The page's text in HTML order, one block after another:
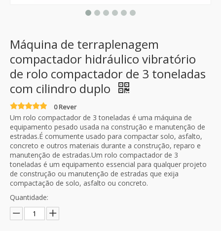
Máquina de terraplenagem
compactador hidráulico vibratório
de rolo compactador de 3 toneladas
com cilindro duplo
0 Rever
Um rolo compactador de 3 toneladas é uma máquina de
equipamento pesado usada na construção e manutenção de
estradas.É comumente usado para compactar solo, asfalto,
concreto e outros materiais durante a construção, reparo e
manutenção de estradas.Um rolo compactador de 3
toneladas é um equipamento essencial para qualquer projeto
de construção ou manutenção de estradas que exija
compactação de solo, asfalto ou concreto.
Quantidade: